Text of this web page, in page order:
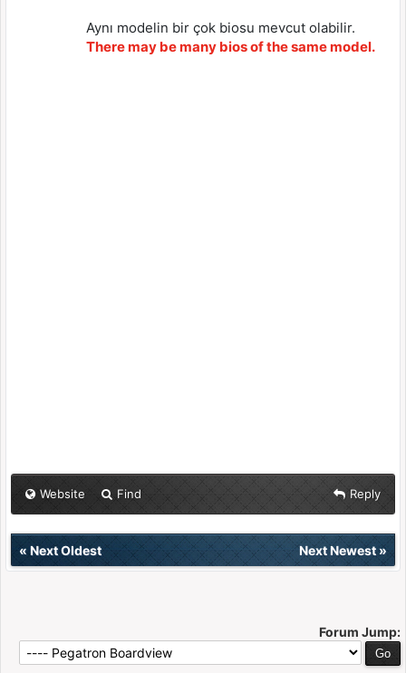
Aynı modelin bir çok biosu mevcut olabilir.
There may be many bios of the same model.
Website Find Reply
« Next Oldest Next Newest»
Forum Jump: